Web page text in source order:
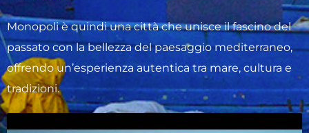
Monopoli è quindi una città che unisce il fascino del
passato con la bellezza del paesaggio mediterraneo,
offrendo un’esperienza autentica tra mare, cultura e
tradizioni.